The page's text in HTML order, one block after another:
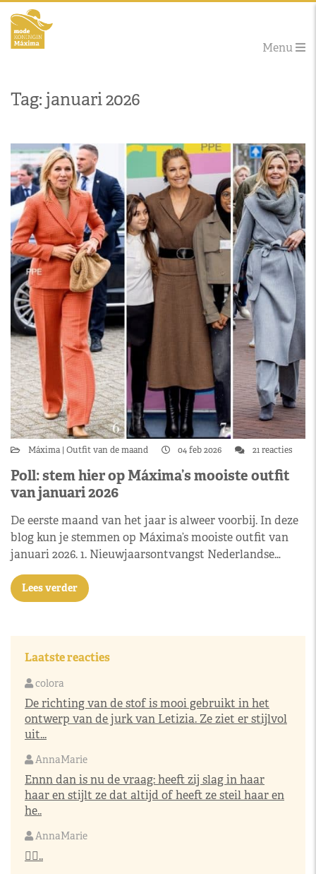
Menu
Tag: januari 2026
Máxima Outfit van de maand 04 feb 2026 21 reacties
Poll: stem hier op Máxima’s mooiste outfit
van januari 2026
De eerste maand van het jaar is alweer voorbij. In deze
blog kun je stemmen op Máxima’s mooiste outfit van
januari 2026. 1. Nieuwjaarsontvangst Nederlandse…
Lees verder
Laatste reacties
colora
De richting van de stof is mooi gebruikt in het
ontwerp van de jurk van Letizia. Ze ziet er stijlvol
uit...
AnnaMarie
Ennn dan is nu de vraag: heeft zij slag in haar
haar en stijlt ze dat altijd of heeft ze steil haar en
he..
AnnaMarie
👌🏼..